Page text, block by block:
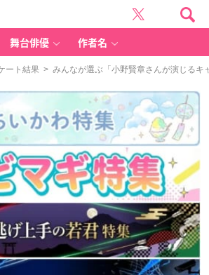
舞台俳優 作者名
ート結果 > みんなが選ぶ「小野賢章さんが演じるキ